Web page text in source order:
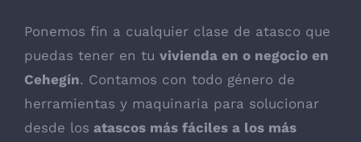
Ponemos fin a cualquier clase de atasco que
puedas tener en tu vivienda en o negocio en
Cehegín. Contamos con todo género de
herramientas y maquinaria para solucionar
desde los atascos más fáciles a los más